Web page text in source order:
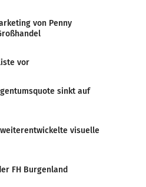
von Penny
vor
sinkt auf
visuelle
FH Burgenland